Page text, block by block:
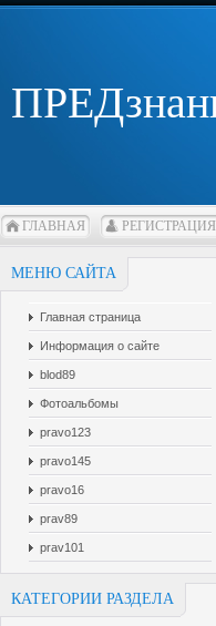
ГЛАВНАЯ РЕГИСТРАЦИЯ
МЕНЮ САЙТА
Главная страница
Информация о сайте
blod89
Фотоальбомы
pravo123
pravo145
pravo16
prav89
prav101
КАТЕГОРИИ РАЗДЕЛА